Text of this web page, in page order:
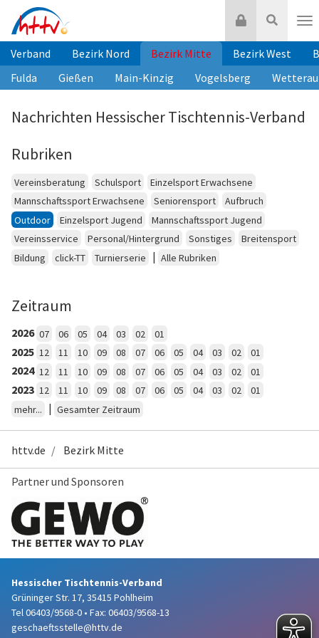
Inhalt
springen
Suche
Login
Verband Bezirk Nord Bezirk Mitte Bezirk West
Fulda
Gießen Main-Kinzig Vogelsberg Wetterau
Nachrichten Hessischer Tischtennis-Verband
Rubriken
Vereinsberatung Schulsport
Einzelsport Erwachsene
Mannschaftssport Erwachsene
Seniorensport
Aufbruch
Outdoor
Einzelsport Jugend
Mannschaftssport Jugend
Vereinsservice
Personal/Hintergrund Sonstiges
Breitensport
Bildung
click-TT Turnierserie | Alle Rubriken
Zeitraum
2026 07 06 05 04 03 02 01
2025 12 11 10 09 08 07 06 05 04 03 02 01
2024 12 11 10 09 08 07 06 05 04 03 02 01
2023 12 11 10 09 08 07 06 05 04 03 02
01
mehr...
| Gesamter Zeitraum
httv.de Bezirk Mitte
Partner und Sponsoren
Hessischer Tischtennis-Verband
Grüninger Str. 17, 35415 Pohlheim
Tel 06403/9568-0 • Fax: 06403/9568-13
geschaeftsstelle@httv.de